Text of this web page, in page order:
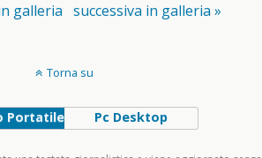
galleria successiva in galleria »
Torna su
Portatile Pc Desktop